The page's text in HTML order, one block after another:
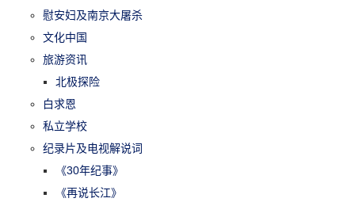
慰安妇及南京大屠杀
文化中国
旅游资讯
北极探险
白求恩
私立学校
纪录片及电视解说词
《30年纪事》
《再说长江》